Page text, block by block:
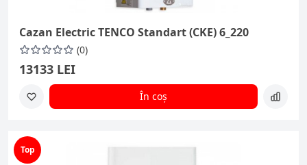
Cazan Electric TENCO Standart (CKE) 6_220
(0)
13133 LEI
În coș
Top